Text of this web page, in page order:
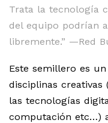
Trata la tecnología
del equipo podrían
libremente.” —Red
Este semillero es
disciplinas
las tecnologías
computación etc…)